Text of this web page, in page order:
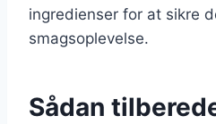
ingredienser for at sikre
smagsoplevelse.
Sådan